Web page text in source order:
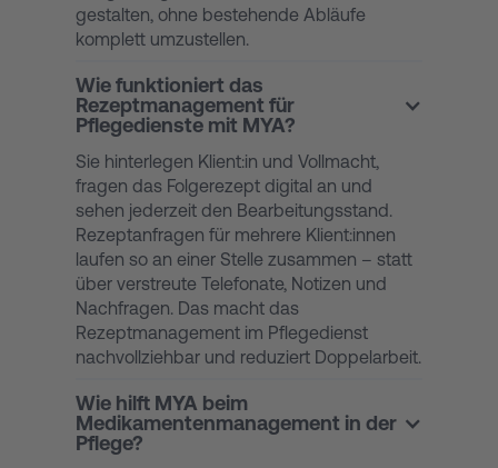
gestalten, ohne bestehende Abläufe
komplett umzustellen.
Wie funktioniert das
Rezeptmanagement für
Pflegedienste mit MYA?
Sie hinterlegen Klient:in und Vollmacht,
fragen das Folgerezept digital an und
sehen jederzeit den Bearbeitungsstand.
Rezeptanfragen für mehrere Klient:innen
laufen so an einer Stelle zusammen – statt
über verstreute Telefonate, Notizen und
Nachfragen. Das macht das
Rezeptmanagement im Pflegedienst
nachvollziehbar und reduziert Doppelarbeit.
Wie hilft MYA beim
Medikamentenmanagement in der
Pflege?